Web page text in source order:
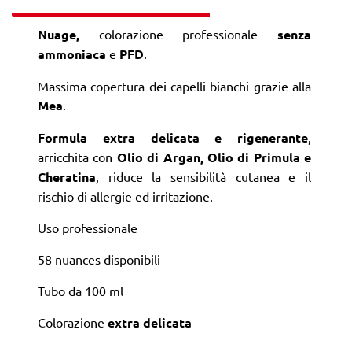
Nuage, colorazione professionale senza
ammoniaca e PFD
Massima copertura dei capelli bianchi grazie alla
Mea
Formula extra delicata e rigenerante
arricchita con Olio di Argan, Olio di Primula e
Cheratina , riduce la sensibilità cutanea e il
rischio di allergie ed irritazione.
Uso professionale
58 nuances disponibili
Tubo da 100 ml
Colorazione extra delicata